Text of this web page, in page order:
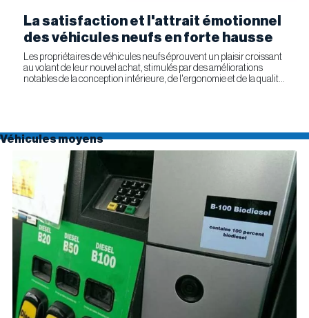
La satisfaction et l'attrait émotionnel
des véhicules neufs en forte hausse
Les propriétaires de véhicules neufs éprouvent un plaisir croissant
au volant de leur nouvel achat, stimulés par des améliorations
notables de la conception intérieure, de l'ergonomie et de la qualité
Véhicules moyens